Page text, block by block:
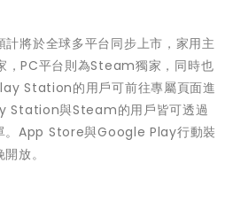
於全球多平台同步上市，家用主
PC平台則為Steam獨家，同時也
Station的用戶可前往專屬頁面進
Station與Steam的用戶皆可透過
。App Store與Google Play行動裝
放。